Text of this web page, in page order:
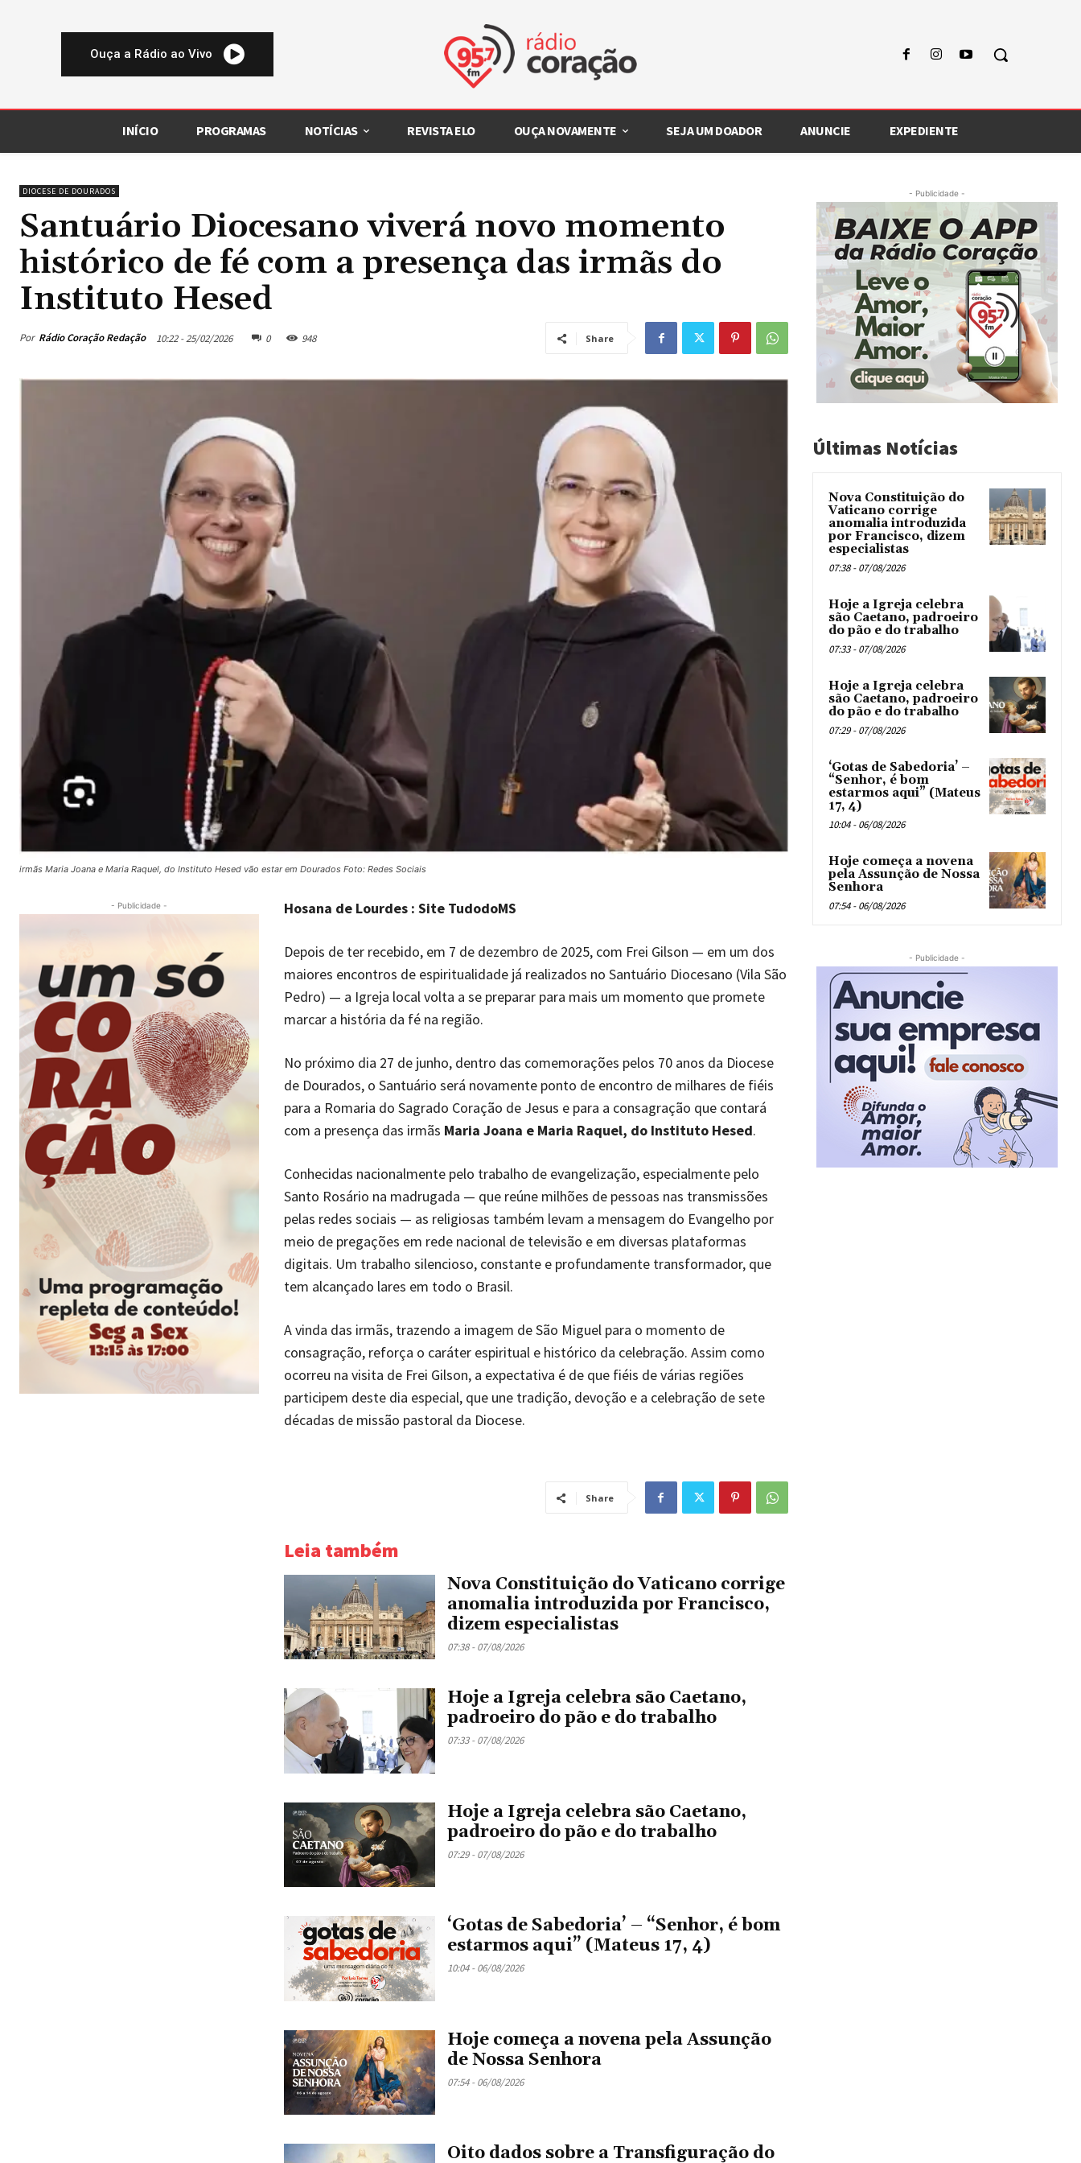
Ouça a Rádio ao Vivo
INÍCIO PROGRAMAS NOTÍCIAS REVISTA ELO OUÇA NOVAMENTE SEJA UM DOADOR ANUNCIE EXPEDIENTE
DIOCESE DE DOURADOS
Santuário Diocesano viverá novo momento
histórico de fé com a presença das irmãs do
Instituto Hesed
Por Rádio Coração Redação 10:22 - 25/02/2026 0 948 Share
irmãs Maria Joana e Maria Raquel, do Instituto Hesed vão estar em Dourados Foto: Redes Sociais
- Publicidade - Hosana de Lourdes : Site TudodoMS
Depois de ter recebido, em 7 de dezembro de 2025, com Frei Gilson — em um dos
maiores encontros de espiritualidade já realizados no Santuário Diocesano (Vila São
Pedro) — a Igreja local volta a se preparar para mais um momento que promete
marcar a história da fé na região.
No próximo dia 27 de junho, dentro das comemorações pelos 70 anos da Diocese
de Dourados, o Santuário será novamente ponto de encontro de milhares de fiéis
para a Romaria do Sagrado Coração de Jesus e para a consagração que contará
com a presença das irmãs Maria Joana e Maria Raquel, do Instituto Hesed.
Conhecidas nacionalmente pelo trabalho de evangelização, especialmente pelo
Santo Rosário na madrugada — que reúne milhões de pessoas nas transmissões
pelas redes sociais — as religiosas também levam a mensagem do Evangelho por
meio de pregações em rede nacional de televisão e em diversas plataformas
digitais. Um trabalho silencioso, constante e profundamente transformador, que
tem alcançado lares em todo o Brasil.
A vinda das irmãs, trazendo a imagem de São Miguel para o momento de
consagração, reforça o caráter espiritual e histórico da celebração. Assim como
ocorreu na visita de Frei Gilson, a expectativa é de que fiéis de várias regiões
participem deste dia especial, que une tradição, devoção e a celebração de sete
décadas de missão pastoral da Diocese.
Share
Leia também
Nova Constituição do Vaticano corrige
anomalia introduzida por Francisco,
dizem especialistas
07:38 - 07/08/2026
Hoje a Igreja celebra são Caetano,
padroeiro do pão e do trabalho
07:33 - 07/08/2026
Hoje a Igreja celebra são Caetano,
padroeiro do pão e do trabalho
07:29 - 07/08/2026
‘Gotas de Sabedoria’ – “Senhor, é bom
estarmos aqui” (Mateus 17, 4)
10:04 - 06/08/2026
Hoje começa a novena pela Assunção
de Nossa Senhora
07:54 - 06/08/2026
Oito dados sobre a Transfiguração do
- Publicidade -
Últimas Notícias
Nova Constituição do
Vaticano corrige
anomalia introduzida
por Francisco, dizem
especialistas
07:38 - 07/08/2026
Hoje a Igreja celebra
são Caetano, padroeiro
do pão e do trabalho
07:33 - 07/08/2026
Hoje a Igreja celebra
são Caetano, padroeiro
do pão e do trabalho
07:29 - 07/08/2026
‘Gotas de Sabedoria’ –
“Senhor, é bom
estarmos aqui” (Mateus
17, 4)
10:04 - 06/08/2026
Hoje começa a novena
pela Assunção de Nossa
Senhora
07:54 - 06/08/2026
- Publicidade -